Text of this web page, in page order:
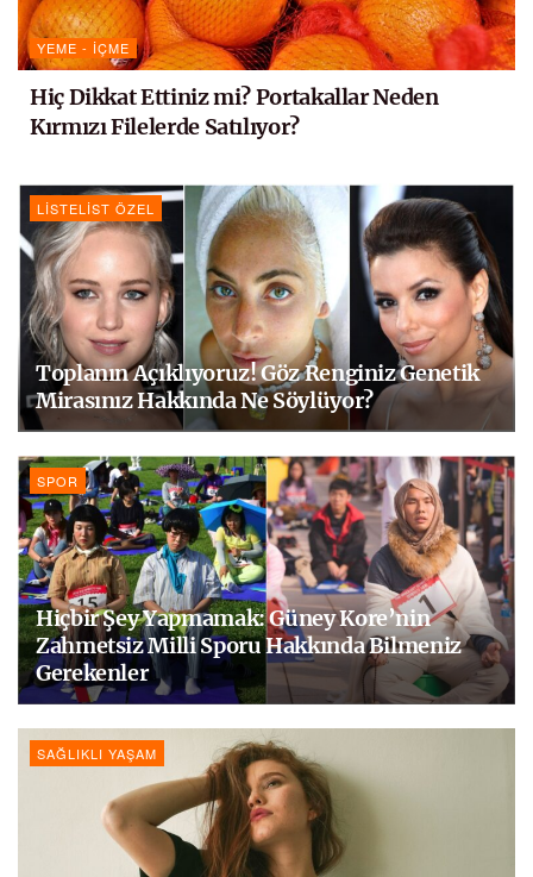
YEME - İÇME
Hiç Dikkat Ettiniz mi? Portakallar Neden
Kırmızı Filelerde Satılıyor?
LISTELIST ÖZEL
Toplanın Açıklıyoruz! Göz Renginiz Genetik
Mirasınız Hakkında Ne Söylüyor?
SPOR
Hiçbir Şey Yapmamak: Güney Kore’nin
Zahmetsiz Milli Sporu Hakkında Bilmeniz
Gerekenler
SAĞLIKLI YAŞAM